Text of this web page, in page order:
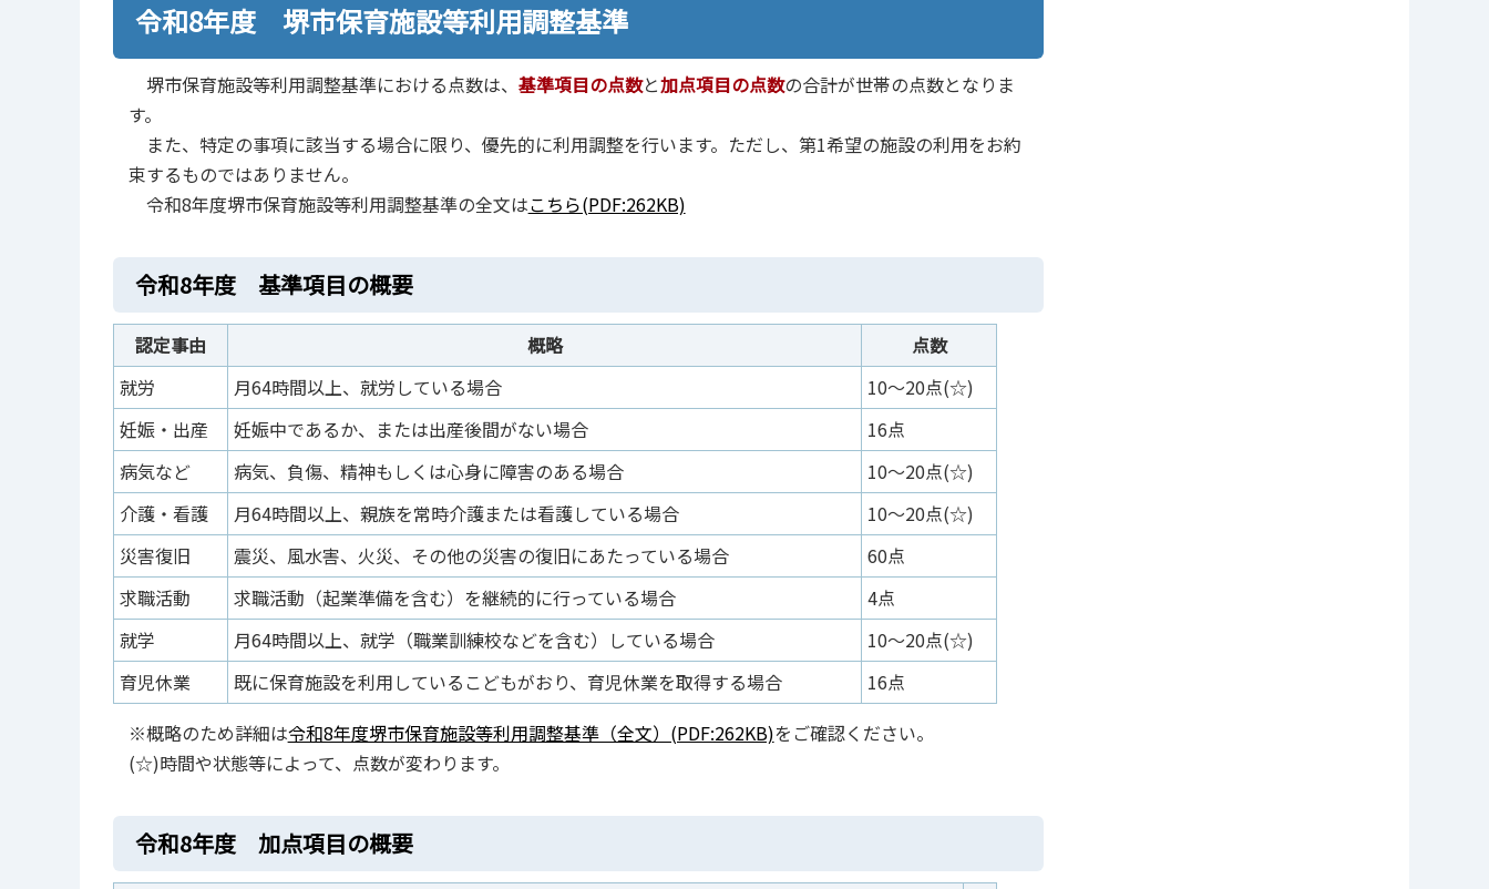
令和8年度 堺市保育施設等利用調整基準
堺市保育施設等利用調整基準における点数は、 基準項目の点数と加点項目の点数の合計が世帯の点数となりま
す。
また、特定の事項に該当する場合に限り、優先的に利用調整を行います。ただし、第1希望の施設の利用をお約
束するものではありません。
令和8年度堺市保育施設等利用調整基準の全文はこちら(PDF:262KB)
令和8年度 基準項目の概要
認定事由 概略
点数
就労
月64時間以上、就労している場合
10～20点(☆)
妊娠・出産
妊娠中であるか、または出産後間がない場合
16点
病気など
病気、負傷、精神もしくは心身に障害のある場合
10～20点(☆)
介護・看護
月64時間以上、親族を常時介護または看護している場合
10～20点(☆)
災害復旧
震災、風水害、火災、その他の災害の復旧にあたっている場合
60点
求職活動
求職活動（起業準備を含む）を継続的に行っている場合
4点
就学
月64時間以上、就学（職業訓練校などを含む）している場合
10～20点(☆)
育児休業
既に保育施設を利用しているこどもがおり、育児休業を取得する場合
16点
※概略のため詳細は令和8年度堺市保育施設等利用調整基準（全文）(PDF:262KB)をご確認ください。
(☆)時間や状態等によって、点数が変わります。
令和8年度 加点項目の概要